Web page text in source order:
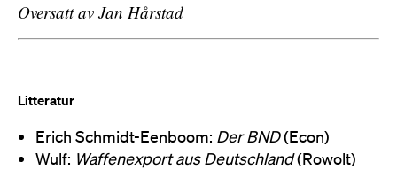
Oversatt av Jan Hårstad
Litteratur
Erich Schmidt-Eenboom: Der BND(Econ)
Wulf: Waffenexport aus Deutschland(Rowolt)